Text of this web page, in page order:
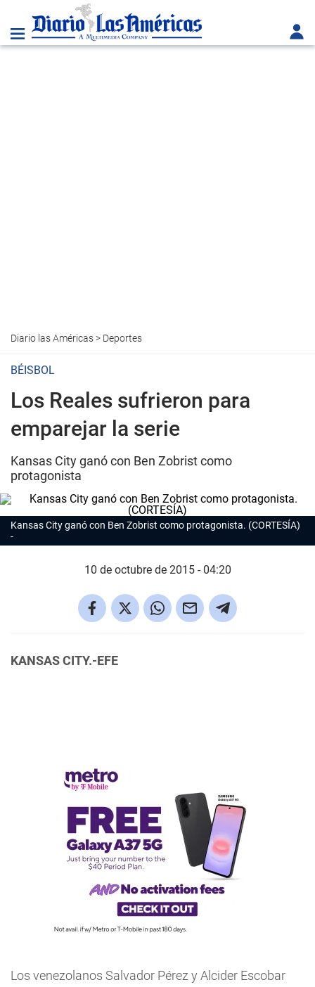
Diario las Américas> Deportes
BÉISBOL
Los Reales sufrieron para
emparejar la serie
Kansas City ganó con Ben Zobrist como
protagonista
Kansas City ganó con Ben Zobrist como protagonista. (CORTESÍA)
10 de octubre de 2015 - 04:20
KANSAS CITY.-EFE
Los venezolanos Salvador Pérez y Alcider Escobar